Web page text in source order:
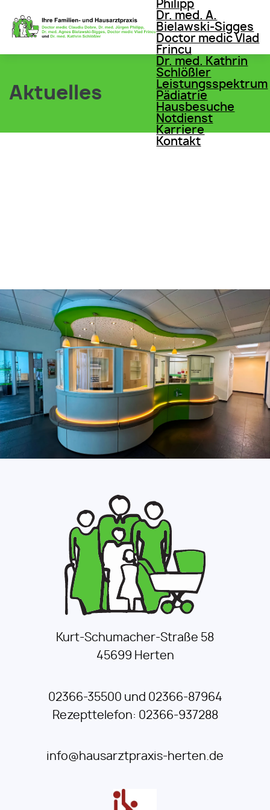
Philipp
Dr. med. A.
Bielawski-Sigges
Doctor medic Vlad
Frincu
Dr. med. Kathrin
Schlößler
Leistungsspektrum
Pädiatrie
Hausbesuche
Notdienst
Karriere
Kontakt
Aktuelles
Kurt-Schumacher-Straße 58
45699 Herten
02366-35500 und 02366-87964
Rezepttelefon: 02366-937288
info@hausarztpraxis-herten.de